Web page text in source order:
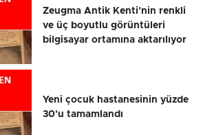
Zeugma Antik Kenti'nin renkli
ve üç boyutlu görüntüleri
bilgisayar ortamına aktarılıyor
Yeni çocuk hastanesinin yüzde
30'u tamamlandı